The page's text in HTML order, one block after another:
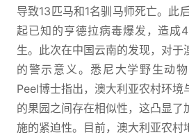
导致13匹马和1名驯马师死亡。此
起已知的亨德拉病毒爆发，造成
生。此次在中国云南的发现，对于
的警示意义。悉尼大学野生动
Peel博士指出，澳大利亚农村环境
的果园之间存在相似性，这凸显了
施的紧迫性。目前，澳大利亚农村